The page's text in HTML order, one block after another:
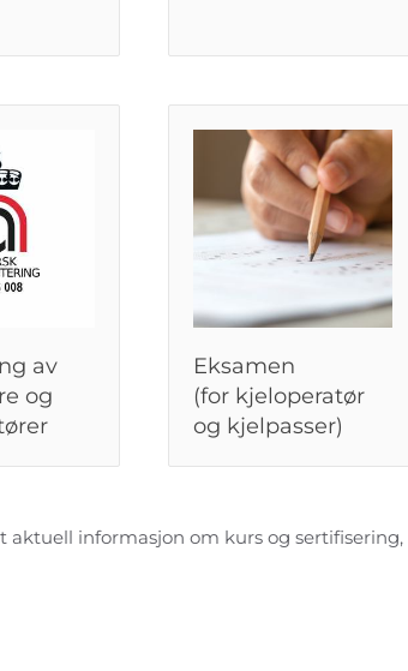
av
og
Eksamen
(for kjeloperatør
og kjelpasser)
aktuell informasjon om kurs og sertifisering,